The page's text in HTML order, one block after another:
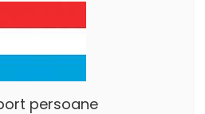
persoane